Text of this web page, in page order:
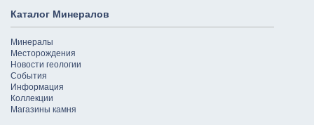
Каталог Минералов
Минералы
Месторождения
Новости геологии
События
Информация
Коллекции
Магазины камня